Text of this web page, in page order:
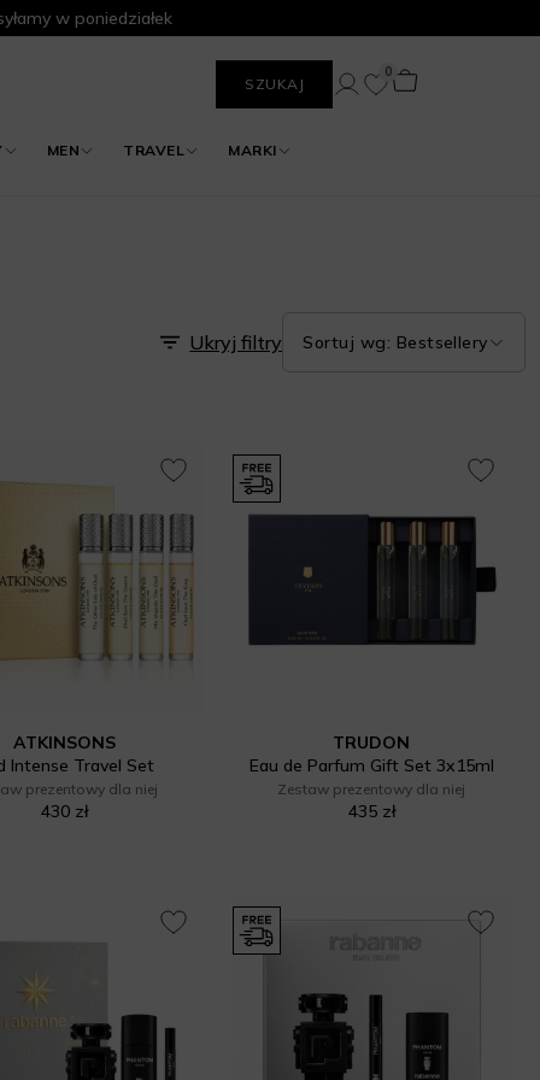
w poniedziałek
SZUKAJ
MEN TRAVEL MARKI
0
Ukryj filtry Sortuj wg: Bestsellery
ATKINSONS
Intense Travel Set
prezentowy dla niej
430 zł
TRUDON
Eau de Parfum Gift Set 3x15ml
Zestaw prezentowy dla niej
435 zł